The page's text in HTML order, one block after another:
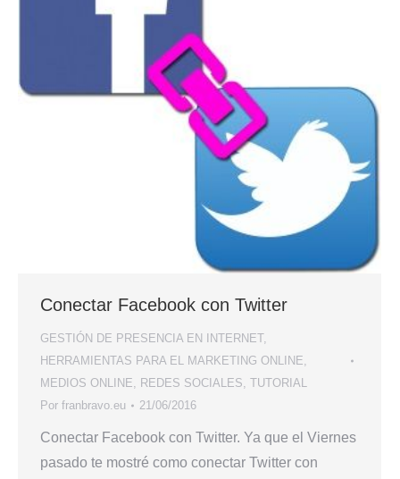
Conectar Facebook con Twitter
GESTIÓN DE PRESENCIA EN INTERNET,
HERRAMIENTAS PARA EL MARKETING ONLINE,
MEDIOS ONLINE, REDES SOCIALES, TUTORIAL
Por franbravo.eu 21/06/2016
Conectar Facebook con Twitter. Ya que el Viernes
pasado te mostré como conectar Twitter con